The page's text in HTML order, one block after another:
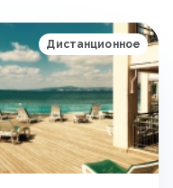
Дистанционное